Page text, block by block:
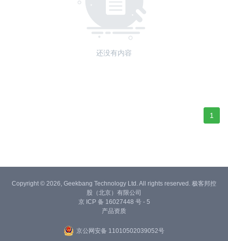
还没有内容
1
Copyright © 2026, Geekbang Technology Ltd. All rights reserved. 极客邦控
股（北京）有限公司
京 ICP 备 16027448 号 - 5
产品资质
京公网安备 11010502039052号